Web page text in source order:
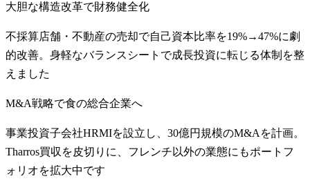
大胆な構造改革で財務健全化
不採算店舗・不動産の売却で自己資本比率を19%→47%に劇
的改善。身軽なバランスシートで成長投資に転じる体制を整
えました
M&A戦略で食の総合企業へ
事業投資子会社HRMIを設立し、30億円規模のM&Aを計画。
Tharros買収を皮切りに、フレンチ以外の業態にもポートフ
ォリオを拡大中です